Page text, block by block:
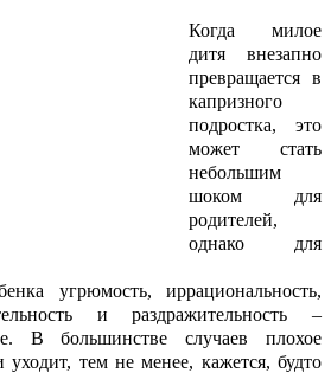
Когда милое
дитя внезапно
превращается в
капризного
подростка, это
может стать
небольшим
шоком для
родителей,
однако для
угрюмость, иррациональность,
и раздражительность –
В большинстве случаев плохое
уходит, тем не менее, кажется, будто